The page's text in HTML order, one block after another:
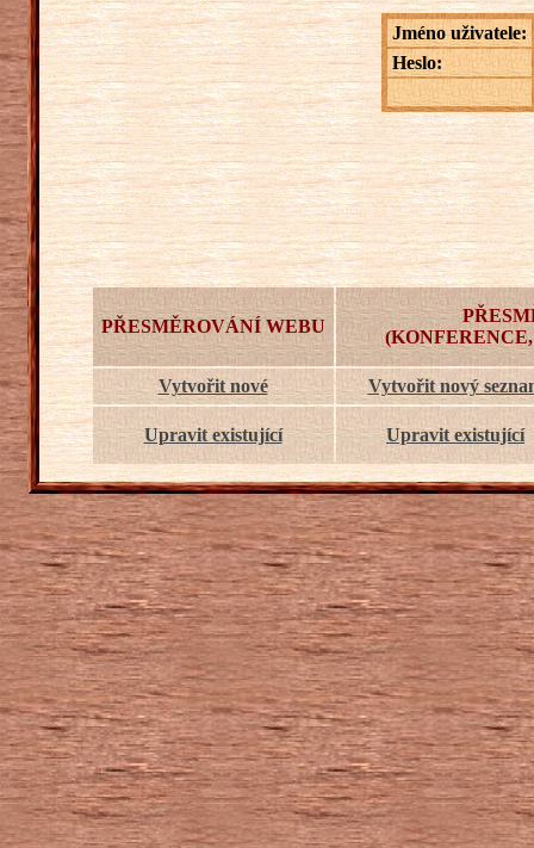
Jméno uživatele:
Heslo:
PŘESMĚROVÁNÍ WEBU
Vytvořit nové Vytvořit nový
Upravit existující Upravit existující